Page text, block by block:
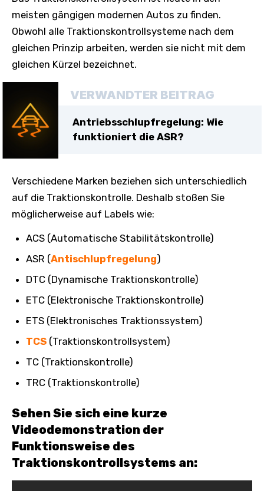
meisten gängigen modernen Autos zu finden.
Obwohl alle Traktionskontrollsysteme nach dem
gleichen Prinzip arbeiten, werden sie nicht mit dem
gleichen Kürzel bezeichnet.
VERWANDTER BEITRAG
Antriebsschlupfregelung: Wie
funktioniert die ASR?
Verschiedene Marken beziehen sich unterschiedlich
auf die Traktionskontrolle. Deshalb stoßen Sie
möglicherweise auf Labels wie:
ACS (Automatische Stabilitätskontrolle)
ASR (Antischlupfregelung)
DTC (Dynamische Traktionskontrolle)
ETC (Elektronische Traktionskontrolle)
ETS (Elektronisches Traktionssystem)
TCS (Traktionskontrollsystem)
TC (Traktionskontrolle)
TRC (Traktionskontrolle)
Sehen Sie sich eine kurze
Videodemonstration der
Funktionsweise des
Traktionskontrollsystems an: